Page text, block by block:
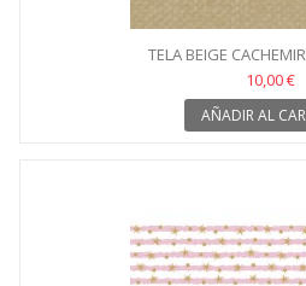
TELA BEIGE
10,00 €
AÑADIR AL